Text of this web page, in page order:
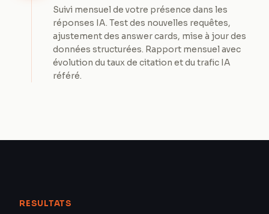
Suivi mensuel de votre présence dans les
réponses IA. Test des nouvelles requêtes,
ajustement des answer cards, mise à jour des
données structurées. Rapport mensuel avec
évolution du taux de citation et du trafic IA
référé.
RESULTATS